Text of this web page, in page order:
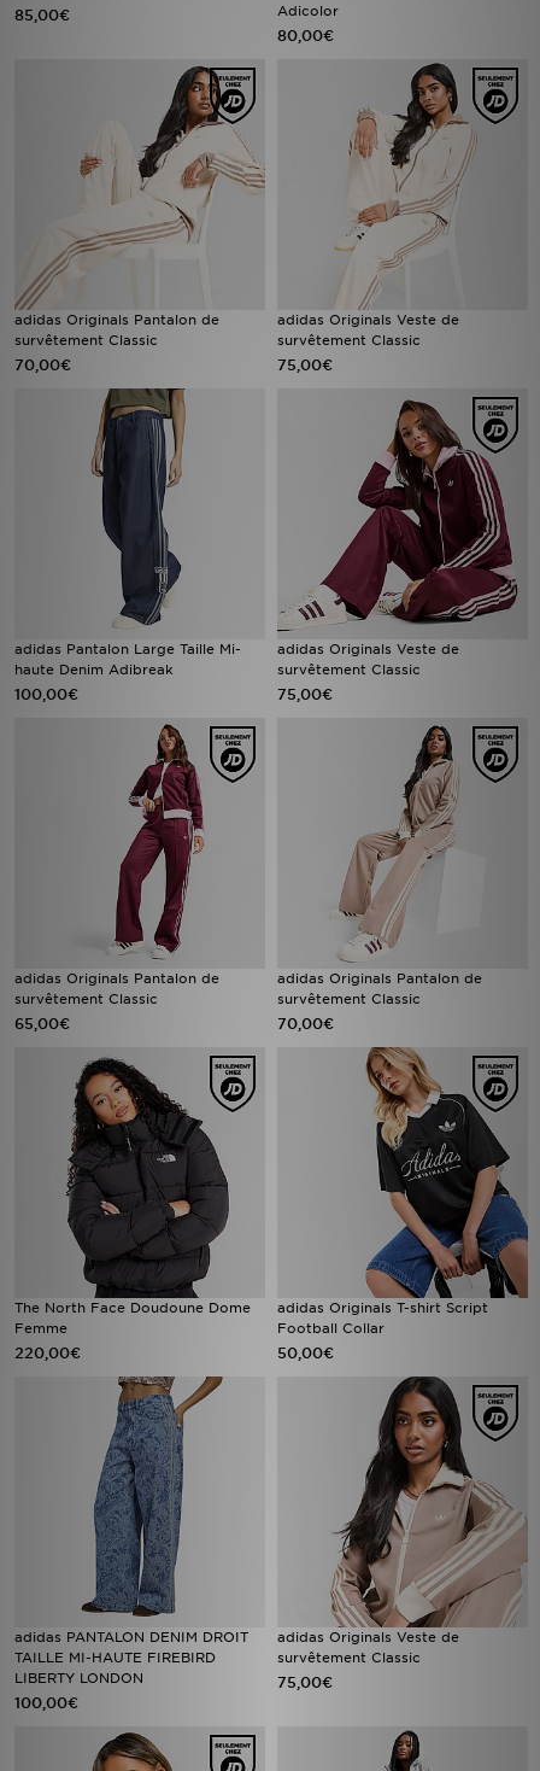
85,00€
Adicolor
80,00€
adidas Originals Pantalon de
survêtement Classic
70,00€
adidas Originals Veste de
survêtement Classic
75,00€
adidas Pantalon Large Taille Mi-
haute Denim Adibreak
100,00€
adidas Originals Veste de
survêtement Classic
75,00€
adidas Originals Pantalon de
survêtement Classic
65,00€
adidas Originals Pantalon de
survêtement Classic
70,00€
The North Face Doudoune Dome
Femme
220,00€
adidas Originals T-shirt Script
Football Collar
50,00€
adidas PANTALON DENIM DROIT
TAILLE MI-HAUTE FIREBIRD
LIBERTY LONDON
100,00€
adidas Originals Veste de
survêtement Classic
75,00€